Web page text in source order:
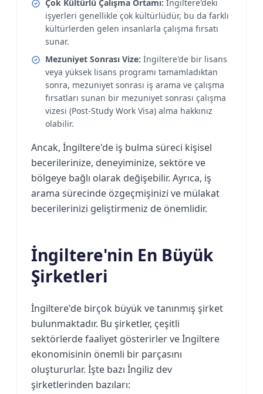
Çok Kültürlü Çalışma Ortamı: İngiltere'deki
işyerleri genellikle çok kültürlüdür, bu da farklı
kültürlerden gelen insanlarla çalışma fırsatı
sunar.
Mezuniyet Sonrası Vize: İngiltere'de bir lisans
veya yüksek lisans programı tamamladıktan
sonra, mezuniyet sonrası iş arama ve çalışma
fırsatları sunan bir mezuniyet sonrası çalışma
vizesi (Post-Study Work Visa) alma hakkınız
olabilir.
Ancak, İngiltere'de iş bulma süreci kişisel
becerilerinize, deneyiminize, sektöre ve
bölgeye bağlı olarak değişebilir. Ayrıca, iş
arama sürecinde özgeçmişinizi ve mülakat
becerilerinizi geliştirmeniz de önemlidir.
İngiltere'nin En Büyük
Şirketleri
İngiltere'de birçok büyük ve tanınmış şirket
bulunmaktadır. Bu şirketler, çeşitli
sektörlerde faaliyet gösterirler ve İngiltere
ekonomisinin önemli bir parçasını
oluştururlar. İşte bazı İngiliz dev
şirketlerinden bazıları: